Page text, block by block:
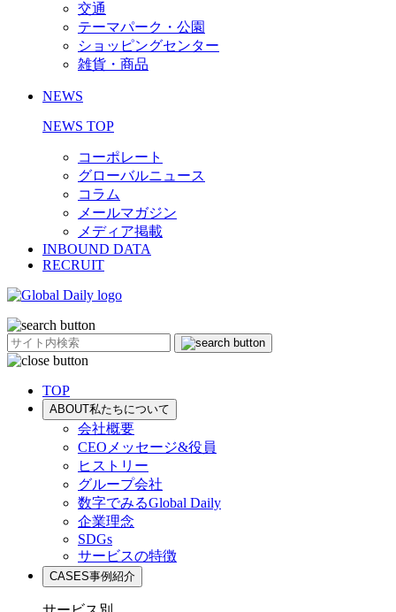
交通
テーマパーク・公園
ショッピングセンター
雑貨・商品
NEWS
NEWS TOP
コーポレート
グローバルニュース
コラム
メールマガジン
メディア掲載
INBOUND DATA
RECRUIT
TOP
ABOUT私たちについて
会社概要
CEOメッセージ&役員
ヒストリー
グループ会社
数字でみるGlobal Daily
企業理念
SDGs
サービスの特徴
CASES事例紹介